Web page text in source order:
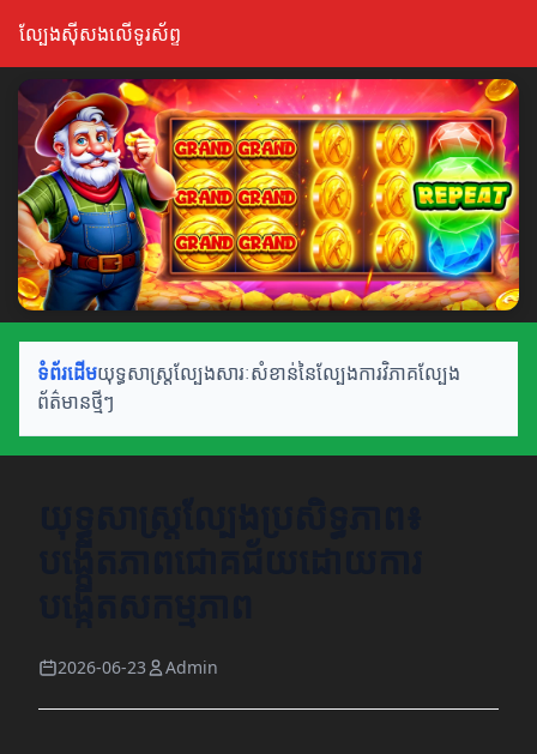
ល្បែងស៊ីសងលើទូរស័ព្ទ
ទំព័រដើមយុទ្ធសាស្ត្រល្បែងសារៈសំខាន់នៃល្បែងការវិភាគល្បែង
ព័ត៌មានថ្មីៗ
2026-06-23 Admin